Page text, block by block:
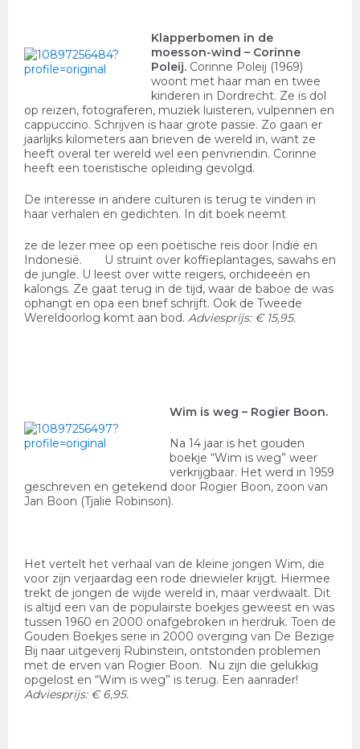
Klapperbomen in de
moesson-wind – Corinne
Poleij. Corinne Poleij (1969)
woont met haar man en twee
kinderen in Dordrecht. Ze is dol
op reizen, fotograferen, muziek luisteren, vulpennen en
cappuccino. Schrijven is haar grote passie. Zo gaan er
jaarlijks kilometers aan brieven de wereld in, want ze
heeft overal ter wereld wel een penvriendin. Corinne
heeft een toeristische opleiding gevolgd.
De interesse in andere culturen is terug te vinden in
haar verhalen en gedichten. In dit boek neemt
ze de lezer mee op een poëtische reis door Indië en
Indonesië. U struint over koffieplantages, sawahs en
de jungle. U leest over witte reigers, orchideeën en
kalongs. Ze gaat terug in de tijd, waar de baboe de was
ophangt en opa een brief schrijft. Ook de Tweede
Wereldoorlog komt aan bod. Adviesprijs: € 15,95.
Wim is weg – Rogier Boon.
Na 14 jaar is het gouden
boekje “Wim is weg” weer
verkrijgbaar. Het werd in 1959
geschreven en getekend door Rogier Boon, zoon van
Jan Boon (Tjalie Robinson).
Het vertelt het verhaal van de kleine jongen Wim, die
voor zijn verjaardag een rode driewieler krijgt. Hiermee
trekt de jongen de wijde wereld in, maar verdwaalt. Dit
is altijd een van de populairste boekjes geweest en was
tussen 1960 en 2000 onafgebroken in herdruk. Toen de
Gouden Boekjes serie in 2000 overging van De Bezige
Bij naar uitgeverij Rubinstein, ontstonden problemen
met de erven van Rogier Boon. Nu zijn die gelukkig
opgelost en “Wim is weg” is terug. Een aanrader!
Adviesprijs: € 6,95.